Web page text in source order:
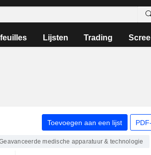
Lijsten Trading
Toevoegen aan een lijst
medische apparatuur & technologie